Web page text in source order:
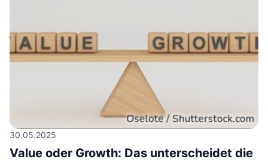
30.05.2025
Value oder Growth: Das unterscheidet die